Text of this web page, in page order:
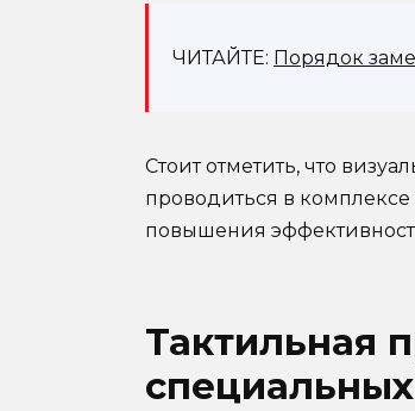
ЧИТАЙТЕ: Порядок
Стоит отметить, что
проводиться в
повышения
Тактильная